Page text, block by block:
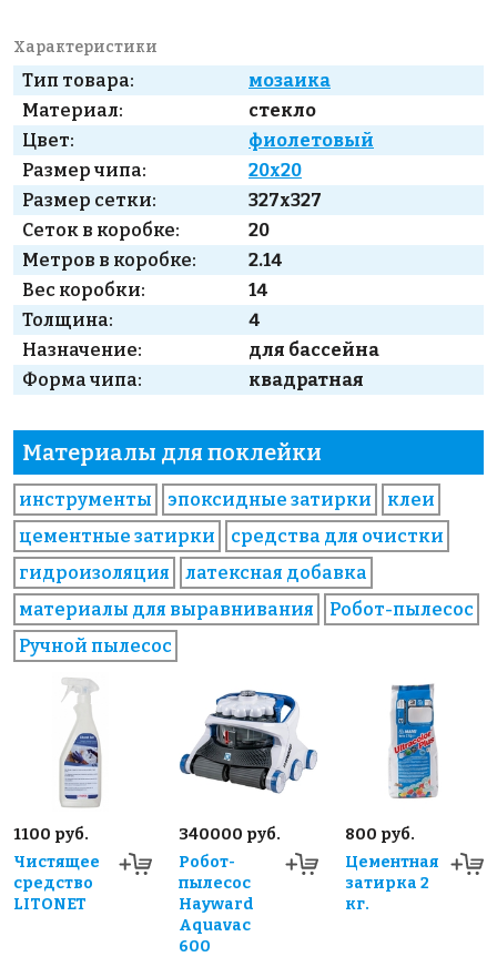
Характеристики
Тип товара:
мозаика
Материал:
стекло
Цвет:
фиолетовый
Размер чипа:
20x20
Размер сетки:
327x327
Сеток в коробке:
20
Метров в коробке:
2.14
Вес коробки:
14
Толщина:
4
Назначение:
для бассейна
Форма чипа:
квадратная
Материалы для поклейки
инструменты эпоксидные затирки
клеи
цементные затирки
средства для очистки
гидроизоляция
латексная добавка
материалы для выравнивания
Робот-пылесос
Ручной пылесос
1100 руб.
Чистящее
средство
LITONET
340000 руб.
Робот-
пылесос
Hayward
Aquavac
600
800 руб.
Цементная
затирка 2
кг.